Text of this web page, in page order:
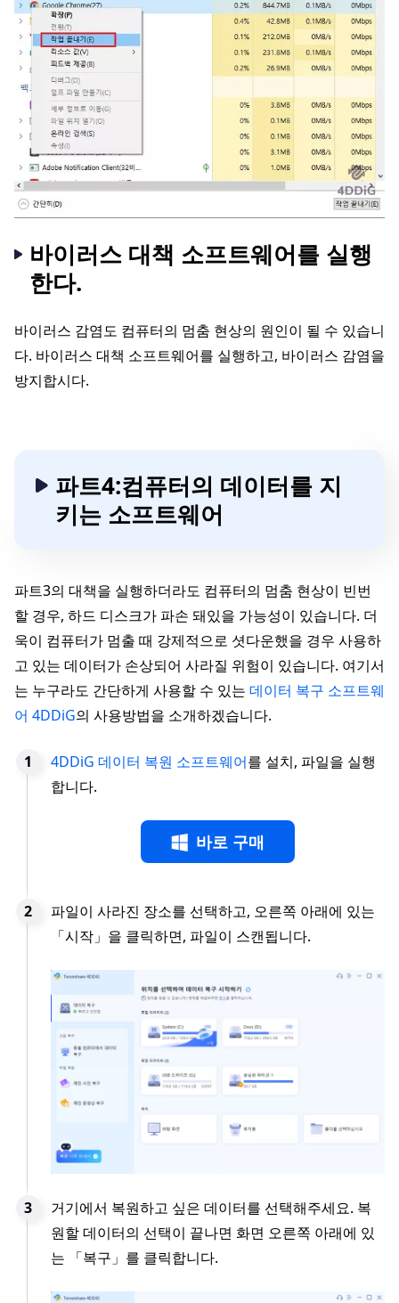
바이러스 대책 소프트웨어를 실행
한다.
바이러스 감염도 컴퓨터의 멈춤 현상의 원인이 될 수 있습니
다. 바이러스 대책 소프트웨어를 실행하고, 바이러스 감염을
방지합시다.
파트4:컴퓨터의 데이터를 지
키는 소프트웨어
파트3의 대책을 실행하더라도 컴퓨터의 멈춤 현상이 빈번
할 경우, 하드 디스크가 파손 돼있을 가능성이 있습니다. 더
욱이 컴퓨터가 멈출 때 강제적으로 셧다운했을 경우 사용하
고 있는 데이터가 손상되어 사라질 위험이 있습니다. 여기서
는 누구라도 간단하게 사용할 수 있는 데이터 복구 소프트웨
어 4DDiG의 사용방법을 소개하겠습니다.
4DDiG 데이터 복원 소프트웨어를 설치, 파일을 실행
합니다.
바로 구매
파일이 사라진 장소를 선택하고, 오른쪽 아래에 있는
「시작」을 클릭하면, 파일이 스캔됩니다.
거기에서 복원하고 싶은 데이터를 선택해주세요. 복
원할 데이터의 선택이 끝나면 화면 오른쪽 아래에 있
는 「복구」를 클릭합니다.